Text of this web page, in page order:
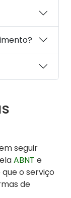
seguir
ABNT e
o serviço
de